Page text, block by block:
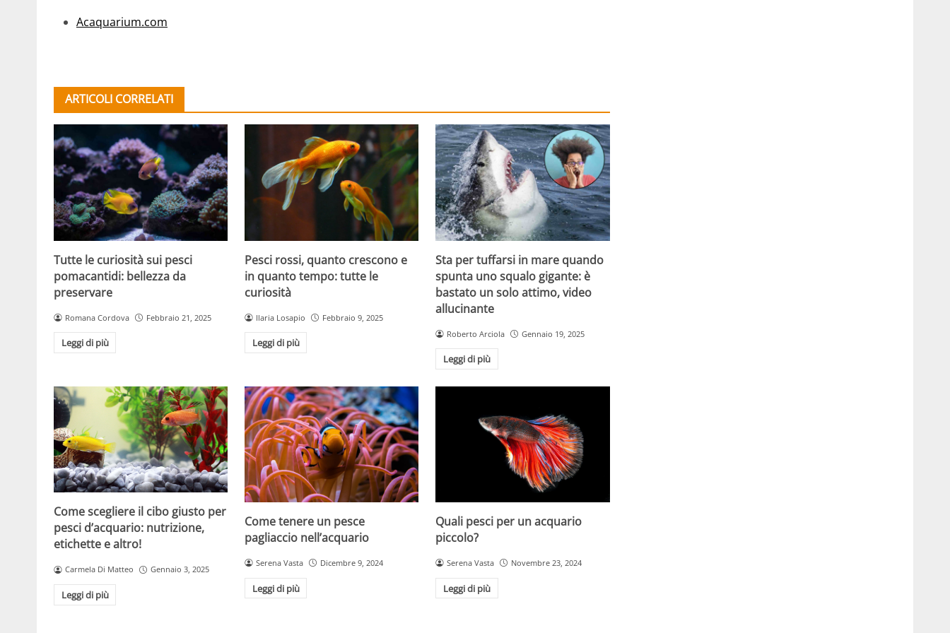
Acaquarium.com
ARTICOLI CORRELATI
Tutte le curiosità sui pesci
pomacantidi: bellezza da
preservare
Romana Cordova Febbraio 21, 2025
Leggi di più
Pesci rossi, quanto crescono e
in quanto tempo: tutte le
curiosità
Ilaria Losapio Febbraio 9, 2025
Leggi di più
Sta per tuffarsi in mare quando
spunta uno squalo gigante: è
bastato un solo attimo, video
allucinante
Roberto Arciola Gennaio 19, 2025
Leggi di più
Come scegliere il cibo giusto per
pesci d’acquario: nutrizione,
etichette e altro!
Carmela Di Matteo Gennaio 3, 2025
Leggi di più
Come tenere un pesce
pagliaccio nell’acquario
Serena Vasta Dicembre 9, 2024
Leggi di più
Quali pesci per un acquario
piccolo?
Serena Vasta Novembre 23, 2024
Leggi di più